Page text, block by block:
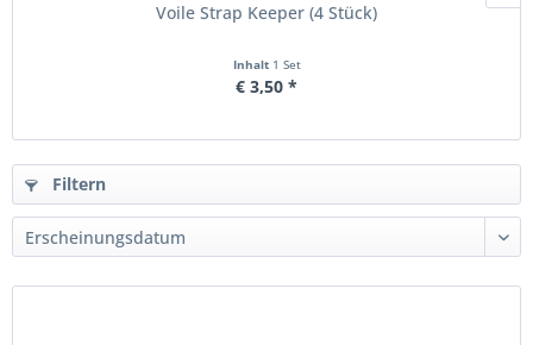
Voile Strap Keeper (4 Stück)
Inhalt 1 Set
€ 3,50 *
Filtern